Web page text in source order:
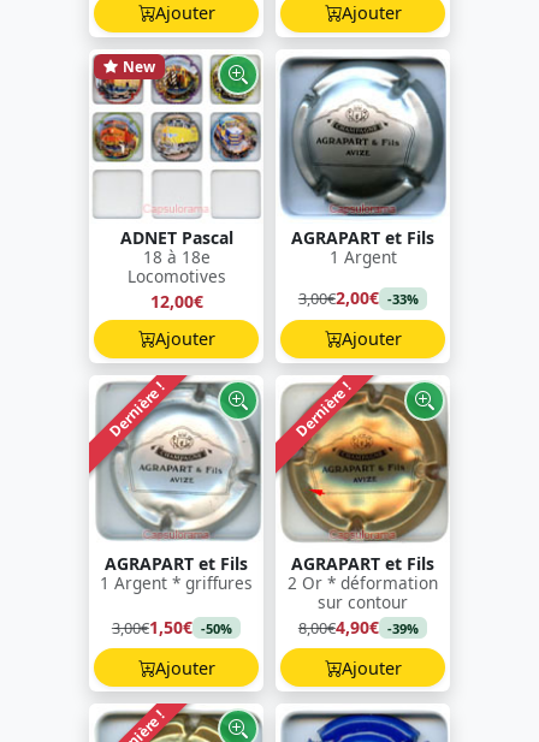
Ajouter
Ajouter
New
ADNET Pascal
18 à 18e
Locomotives
12,00€
Ajouter
AGRAPART et Fils
1 Argent
3,00€2,00€ -33%
Ajouter
Dernière !
AGRAPART et Fils
1 Argent * griffures
3,00€1,50€ -50%
Ajouter
Dernière !
AGRAPART et Fils
2 Or * déformation
sur contour
8,00€4,90€ -39%
Ajouter